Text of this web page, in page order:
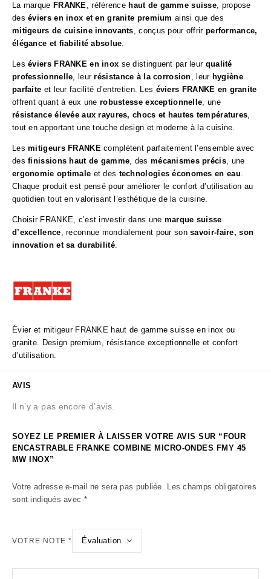
La marque FRANKE, référence haut de gamme suisse, propose
deséviers en inox et en granite premium ainsi que des
mitigeurs de cuisine innovants, conçus pour offrir performance,
élégance et fiabilité absolue.
Leséviers FRANKE en inox se distinguent par leur qualité
professionnelle, leurrésistance à la corrosion, leur hygiène
parfaite et leur facilité d’entretien. Les éviers FRANKE en granite
offrent quant à eux unerobustesse exceptionnelle, une
résistance élevée aux rayures, chocs et hautes températures,
tout en apportant une touche design et moderne à la cuisine.
Lesmitigeurs FRANKEcomplètent parfaitement l’ensemble avec
desfinissions haut de gamme, des mécanismes précis, une
ergonomie optimale et des technologies économes en eau.
Chaque produit est pensé pour améliorer le confort d’utilisation au
quotidien tout en valorisant l’esthétique de la cuisine.
Choisir FRANKE, c’est investir dans une marque suisse
d’excellence, reconnue mondialement pour sonsavoir-faire, son
innovation et sa durabilité.
Évier et mitigeur FRANKE haut de gamme suisse en inox ou
granite. Design premium, résistance exceptionnelle et confort
d’utilisation.
AVIS
Il n’y a pas encore d’avis.
SOYEZ LE PREMIER À LAISSER VOTRE AVIS SUR “FOUR
ENCASTRABLE FRANKE COMBINE MICRO-ONDES FMY 45
MW INOX”
Votre adresse e-mail ne sera pas publiée. Les champs obligatoires
sont indiqués avec *
VOTRE NOTE*